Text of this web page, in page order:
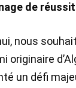
de
nous
originaire
un défi